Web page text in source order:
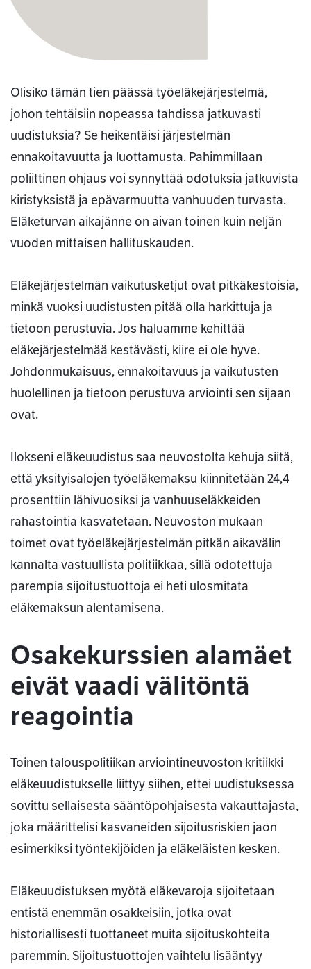
Olisiko tämän tien päässä työeläkejärjestelmä,
johon tehtäisiin nopeassa tahdissa jatkuvasti
uudistuksia? Se heikentäisi järjestelmän
ennakoitavuutta ja luottamusta. Pahimmillaan
poliittinen ohjaus voi synnyttää odotuksia jatkuvista
kiristyksistä ja epävarmuutta vanhuuden turvasta.
Eläketurvan aikajänne on aivan toinen kuin neljän
vuoden mittaisen hallituskauden.
Eläkejärjestelmän vaikutusketjut ovat pitkäkestoisia,
minkä vuoksi uudistusten pitää olla harkittuja ja
tietoon perustuvia. Jos haluamme kehittää
eläkejärjestelmää kestävästi, kiire ei ole hyve.
Johdonmukaisuus, ennakoitavuus ja vaikutusten
huolellinen ja tietoon perustuva arviointi sen sijaan
ovat.
Ilokseni eläkeuudistus saa neuvostolta kehuja siitä,
että yksityisalojen työeläkemaksu kiinnitetään 24,4
prosenttiin lähivuosiksi ja vanhuuseläkkeiden
rahastointia kasvatetaan. Neuvoston mukaan
toimet ovat työeläkejärjestelmän pitkän aikavälin
kannalta vastuullista politiikkaa, sillä odotettuja
parempia sijoitustuottoja ei heti ulosmitata
eläkemaksun alentamisena.
Osakekurssien alamäet
eivät vaadi välitöntä
reagointia
Toinen talouspolitiikan arviointineuvoston kritiikki
eläkeuudistukselle liittyy siihen, ettei uudistuksessa
sovittu sellaisesta sääntöpohjaisesta vakauttajasta,
joka määrittelisi kasvaneiden sijoitusriskien jaon
esimerkiksi työntekijöiden ja eläkeläisten kesken.
Eläkeuudistuksen myötä eläkevaroja sijoitetaan
entistä enemmän osakkeisiin, jotka ovat
historiallisesti tuottaneet muita sijoituskohteita
paremmin. Sijoitustuottojen vaihtelu lisääntyy